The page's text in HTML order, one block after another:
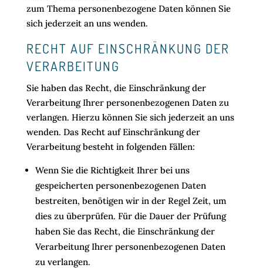
zum Thema personenbezogene Daten können Sie
sich jederzeit an uns wenden.
RECHT AUF EINSCHRÄNKUNG DER
VERARBEITUNG
Sie haben das Recht, die Einschränkung der
Verarbeitung Ihrer personenbezogenen Daten zu
verlangen. Hierzu können Sie sich jederzeit an uns
wenden. Das Recht auf Einschränkung der
Verarbeitung besteht in folgenden Fällen:
Wenn Sie die Richtigkeit Ihrer bei uns
gespeicherten personenbezogenen Daten
bestreiten, benötigen wir in der Regel Zeit, um
dies zu überprüfen. Für die Dauer der Prüfung
haben Sie das Recht, die Einschränkung der
Verarbeitung Ihrer personenbezogenen Daten
zu verlangen.